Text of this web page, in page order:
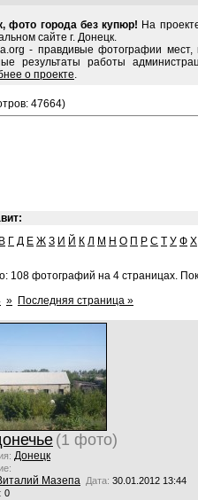
фото города без купюр! На
сайте г. Донецк.
- правдивые фотографии
результаты работы
о проекте.
47664)
В Г Д Е Ж З И Й К Л М Н О П Р С Т У Ф Х
108 фотографий на 4 страницах.
» Последняя страница »
(1 фото)
Донецк
Мазепа Дата: 30.01.2012 13:44
0